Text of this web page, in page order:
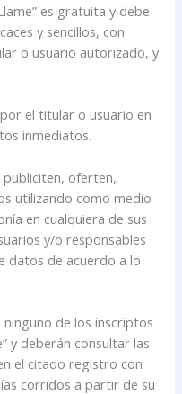
es gratuita y debe
y sencillos, con
o usuario autorizado, y
el titular o usuario en
inmediatos.
publiciten, oferten,
utilizando como medio
en cualquiera de sus
y/o responsables
datos de acuerdo a lo
de los inscriptos
y deberán consultar las
el citado registro con
corridos a partir de su